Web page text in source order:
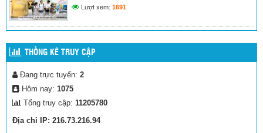
Lượt xem: 1691
THỐNG KÊ TRUY CẬP
Đang trực tuyến: 2
Hôm nay: 1075
Tổng truy cập: 11205780
Địa chỉ IP: 216.73.216.94